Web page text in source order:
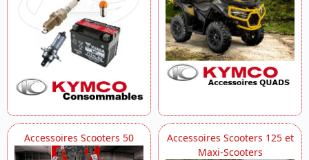
Accessoires Scooters 50
Accessoires Scooters 125 et
Maxi-Scooters